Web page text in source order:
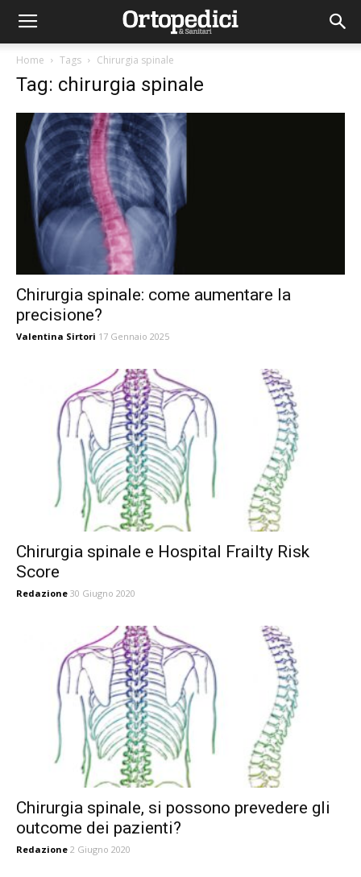
Home Tags Chirurgia spinale
Tag: chirurgia spinale
Chirurgia spinale: come aumentare la
precisione?
Valentina Sirtori 17 Gennaio 2025
Chirurgia spinale e Hospital Frailty Risk
Score
Redazione 30 Giugno 2020
Chirurgia spinale, si possono prevedere gli
outcome dei pazienti?
Redazione 2 Giugno 2020